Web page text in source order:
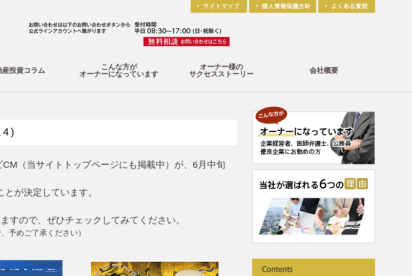
産投資コラム
こんな方が
オーナーになっています
オーナー様の
サクセスストーリー
会社概要
CM（当サイトトップページにも掲載中）が、6月中旬
が決定しています。
すので、ぜひチェックしてみてください。
予めご了承ください）